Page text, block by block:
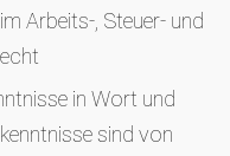
Arbeits-, Steuer- und
in Wort und
sind von